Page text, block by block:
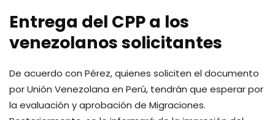
Entrega del CPP a los
venezolanos solicitantes
De acuerdo con Pérez, quienes soliciten el documento
por Unión Venezolana en Perú, tendrán que esperar por
la evaluación y aprobación de Migraciones.